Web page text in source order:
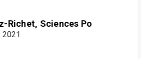
Richet, Sciences Po
2021